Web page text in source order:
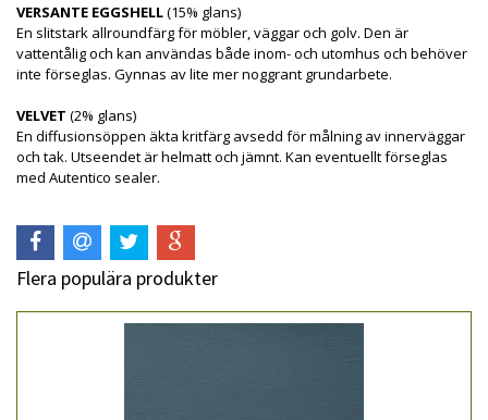
VERSANTE EGGSHELL(15% glans)
En slitstark allroundfärg för möbler, väggar och golv. Den är
vattentålig och kan användas både inom- och utomhus och behöver
inte förseglas. Gynnas av lite mer noggrant grundarbete.
VELVET (2% glans)
En diffusionsöppen äkta kritfärg avsedd för målning av innerväggar
och tak. Utseendet är helmatt och jämnt. Kan eventuellt förseglas
med Autentico sealer.
Flera populära produkter